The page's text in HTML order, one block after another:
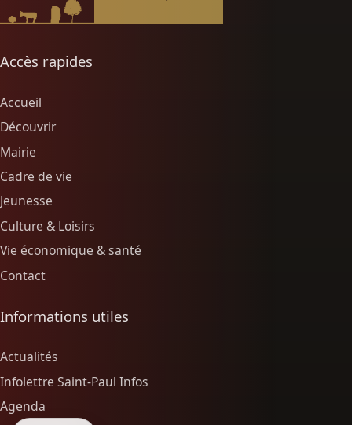
Accès rapides
Accueil
Découvrir
Mairie
Cadre de vie
Jeunesse
Culture & Loisirs
Vie économique & santé
Contact
Informations utiles
Actualités
Infolettre Saint-Paul Infos
Agenda